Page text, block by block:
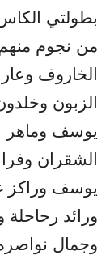
بطولتي
من نجوم
الخاروف
الزبون
يوسف وماهر
الشقران
يوسف وراكز
ورائد
وجمال